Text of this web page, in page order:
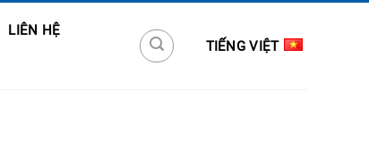
LIÊN HỆ
TIẾNG VIỆT